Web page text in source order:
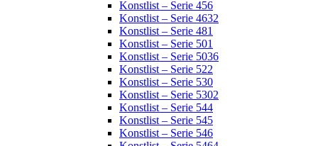
Konstlist – Serie 456
Konstlist – Serie 4632
Konstlist – Serie 481
Konstlist – Serie 501
Konstlist – Serie 5036
Konstlist – Serie 522
Konstlist – Serie 530
Konstlist – Serie 5302
Konstlist – Serie 544
Konstlist – Serie 545
Konstlist – Serie 546